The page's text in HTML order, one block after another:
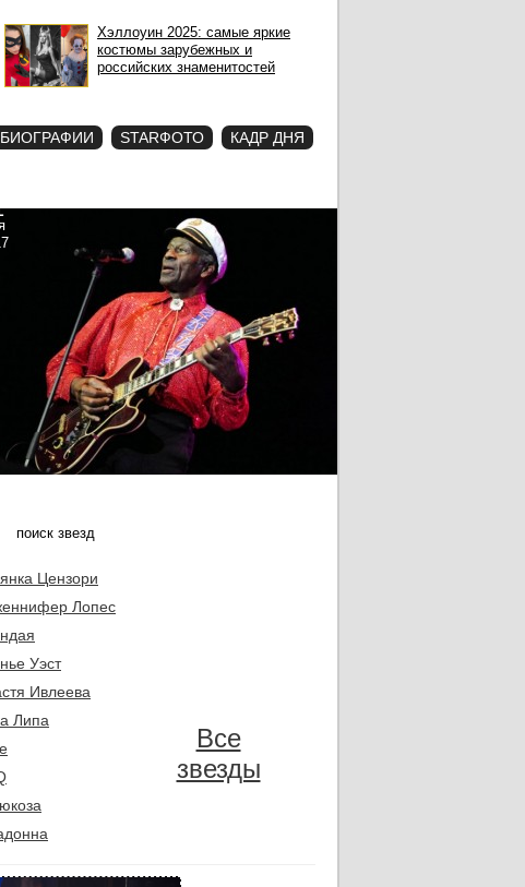
Хэллоуин 2025: самые яркие
костюмы зарубежных и
российских знаменитостей
БИОГРАФИИ STARФОТО КАДР ДНЯ
Цензори
Лопес
Уэст
Ивлеева
Липа
Все
звезды